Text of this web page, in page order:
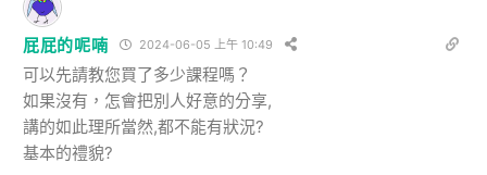
屁屁的呢喃 2024-06-05 上午 10:49
可以先請教您買了多少課程嗎？
如果沒有，怎會把別人好意的分享,
講的如此理所當然,都不能有狀況?
基本的禮貌?